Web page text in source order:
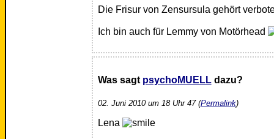
Die Frisur von Zensursula gehört
Ich bin auch für Lemmy von Motörhead
Was sagt psychoMUELLdazu?
02. Juni 2010 um 18 Uhr 47 (Permalink)
Lena